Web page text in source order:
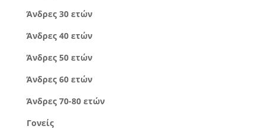
Άνδρες 30 ετών
Άνδρες 40 ετών
Άνδρες 50 ετών
Άνδρες 60 ετών
Άνδρες 70-80 ετών
Γονείς